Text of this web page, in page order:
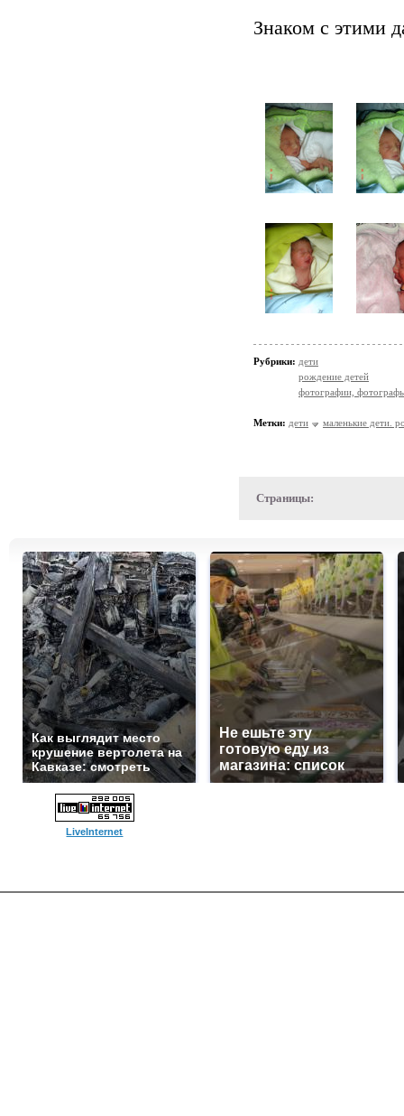
Знаком с этими
Рубрики: дети
рождение детей
фотографии,
Метки: дети маленькие дети.
Страницы:
Как выглядит место
крушение вертолета на
Кавказе: смотреть
Не ешьте эту
готовую еду из
магазина: список
LiveInternet